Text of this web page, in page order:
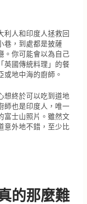
利人和印度人拯救回
巷，到處都是披薩
。你可能會以為自己
英國傳統料理」的餐
或地中海的廚師。
想終於可以吃到道地
師也是印度人，唯一
富士山照片。雖然文
意外地不錯，至少比
的那麼難